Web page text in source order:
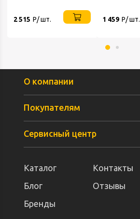
дисплей) LAVITA
2 515 Р/ шт. 1 459 Р/ шт.
О компании
Покупателям
Сервисный центр
Каталог
Контакты
Блог
Отзывы
Бренды